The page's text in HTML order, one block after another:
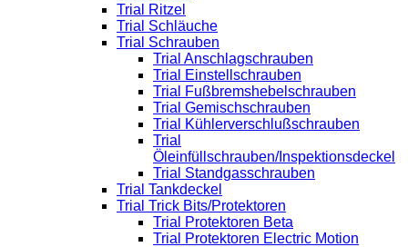
Trial Ritzel
Trial Schläuche
Trial Schrauben
Trial Anschlagschrauben
Trial Einstellschrauben
Trial Fußbremshebelschrauben
Trial Gemischschrauben
Trial Kühlerverschlußschrauben
Trial
Öleinfüllschrauben/Inspektionsdeckel
Trial Standgasschrauben
Trial Tankdeckel
Trial Trick Bits/Protektoren
Trial Protektoren Beta
Trial Protektoren Electric Motion